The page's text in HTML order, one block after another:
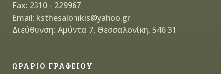
Fax: 2310 - 229967
Email: ksthesalonikis@yahoo.gr
Διεύθυνση: Αμύντα 7, Θεσσαλονίκη, 546 31
ΩΡΑΡΙΟ ΓΡΑΦΕΙΟΥ